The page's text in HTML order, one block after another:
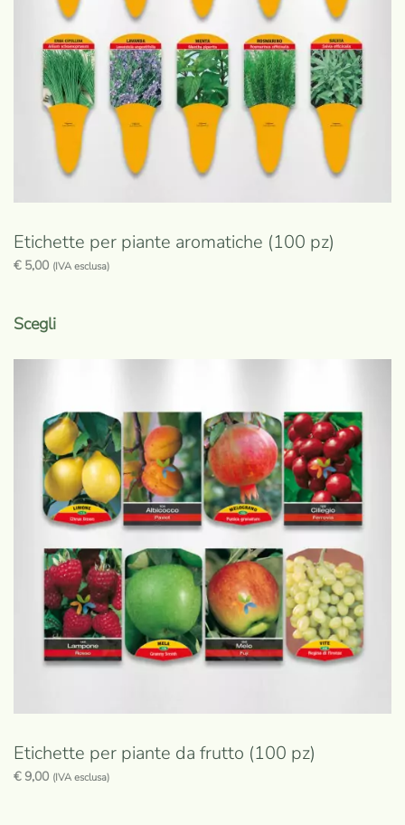
scelte
nella
pagina
del
prodotto
Etichette per piante aromatiche (100 pz)
€5,00 (IVA esclusa)
Scegliprodotto
Le
opzioni
possono
essere
scelte
nella
pagina
del
prodotto
Etichette per piante da frutto (100 pz)
€9,00 (IVA esclusa)